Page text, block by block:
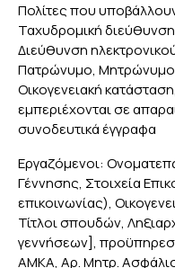
Πολίτες που
Ταχυδρομική
Διεύθυνση
Πατρώνυμο, Μητρώνυμο,
Οικογενειακή
εμπεριέχονται σε
συνοδευτικά έγγραφα
Εργαζόμενοι:
Γέννησης, Στοιχεία
επικοινωνίας),
Τίτλοι σπουδών,
γεννήσεων],
ΑΜΚΑ, Αρ. Μητρ.